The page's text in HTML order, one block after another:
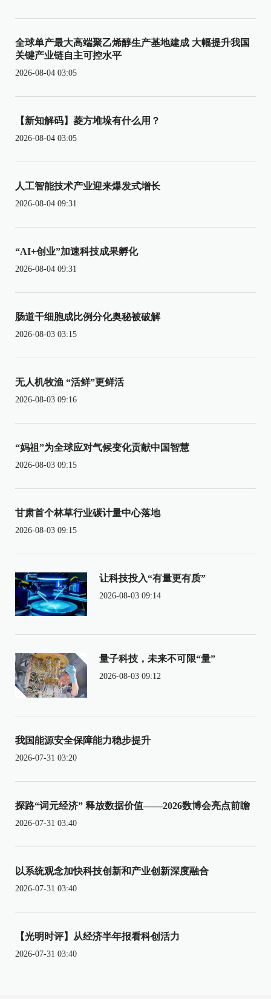
全球单产最大高端聚乙烯醇生产基地建成 大幅提升我国
关键产业链自主可控水平
2026-08-04 03:05
【新知解码】菱方堆垛有什么用？
2026-08-04 03:05
人工智能技术产业迎来爆发式增长
2026-08-04 09:31
“AI+创业”加速科技成果孵化
2026-08-04 09:31
肠道干细胞成比例分化奥秘被破解
2026-08-03 03:15
无人机牧渔 “活鲜”更鲜活
2026-08-03 09:16
“妈祖”为全球应对气候变化贡献中国智慧
2026-08-03 09:15
甘肃首个林草行业碳计量中心落地
2026-08-03 09:15
让科技投入“有量更有质”
2026-08-03 09:14
量子科技，未来不可限“量”
2026-08-03 09:12
我国能源安全保障能力稳步提升
2026-07-31 03:20
探路“词元经济” 释放数据价值——2026数博会亮点前瞻
2026-07-31 03:40
以系统观念加快科技创新和产业创新深度融合
2026-07-31 03:40
【光明时评】从经济半年报看科创活力
2026-07-31 03:40